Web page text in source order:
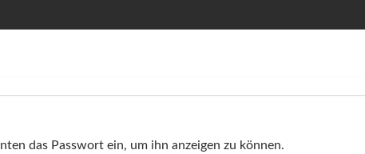
das Passwort ein, um ihn anzeigen zu können.